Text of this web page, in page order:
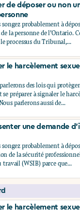
de déposer ou non
probablement à
la personne de l’Ontario.
processus du Tribunal,...
de déposer ou non
le harcèlement
des lois qui
préparer à signaler le
parlerons aussi de...
le harcèlement
une demande
probablement à
de la sécurité
(WSIB) parce que...
une demande
le harcèlement